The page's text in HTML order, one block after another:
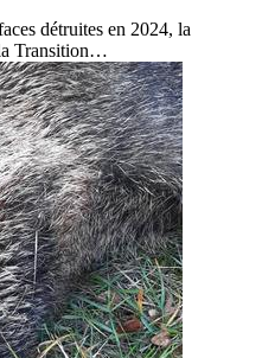
détruites en 2024, la
Transition…